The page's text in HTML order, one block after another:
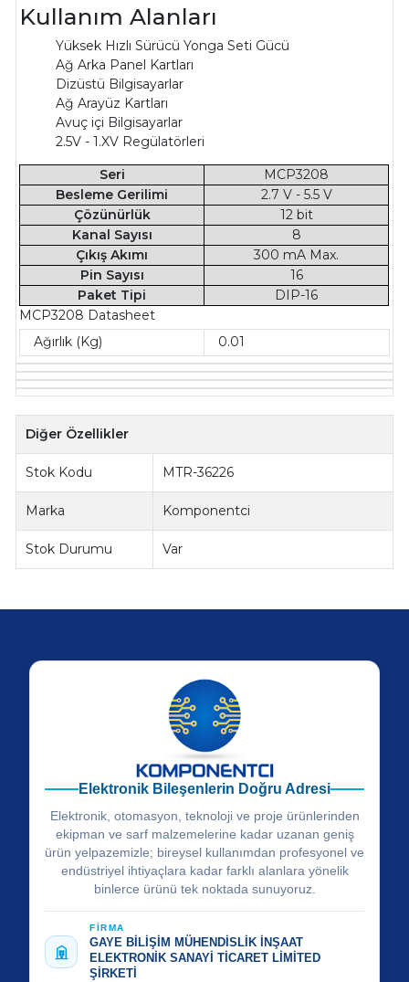
Kullanım Alanları
Yüksek Hızlı Sürücü Yonga Seti Gücü
Ağ Arka Panel Kartları
Dizüstü Bilgisayarlar
Ağ Arayüz Kartları
Avuç içi Bilgisayarlar
2.5V - 1.XV Regülatörleri
Seri
MCP3208
Besleme Gerilimi
2.7 V - 5.5 V
Çözünürlük
12 bit
Kanal Sayısı
8
Çıkış Akımı
300 mA Max.
Pin Sayısı
16
Paket Tipi
DIP-16
MCP3208 Datasheet
Ağırlık (Kg)
0.01
Diğer Özellikler
Stok Kodu MTR-36226
Marka Komponentci
Stok Durumu Var
Elektronik Bileşenlerin Doğru Adresi
Elektronik, otomasyon, teknoloji ve proje ürünlerinden
ekipman ve sarf malzemelerine kadar uzanan geniş
ürün yelpazemizle; bireysel kullanımdan profesyonel ve
endüstriyel ihtiyaçlara kadar farklı alanlara yönelik
binlerce ürünü tek noktada sunuyoruz.
FİRMA
GAYE BİLİŞİM MÜHENDİSLİK İNŞAAT
ELEKTRONİK SANAYİ TİCARET LİMİTED
ŞİRKETİ